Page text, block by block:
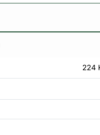
224